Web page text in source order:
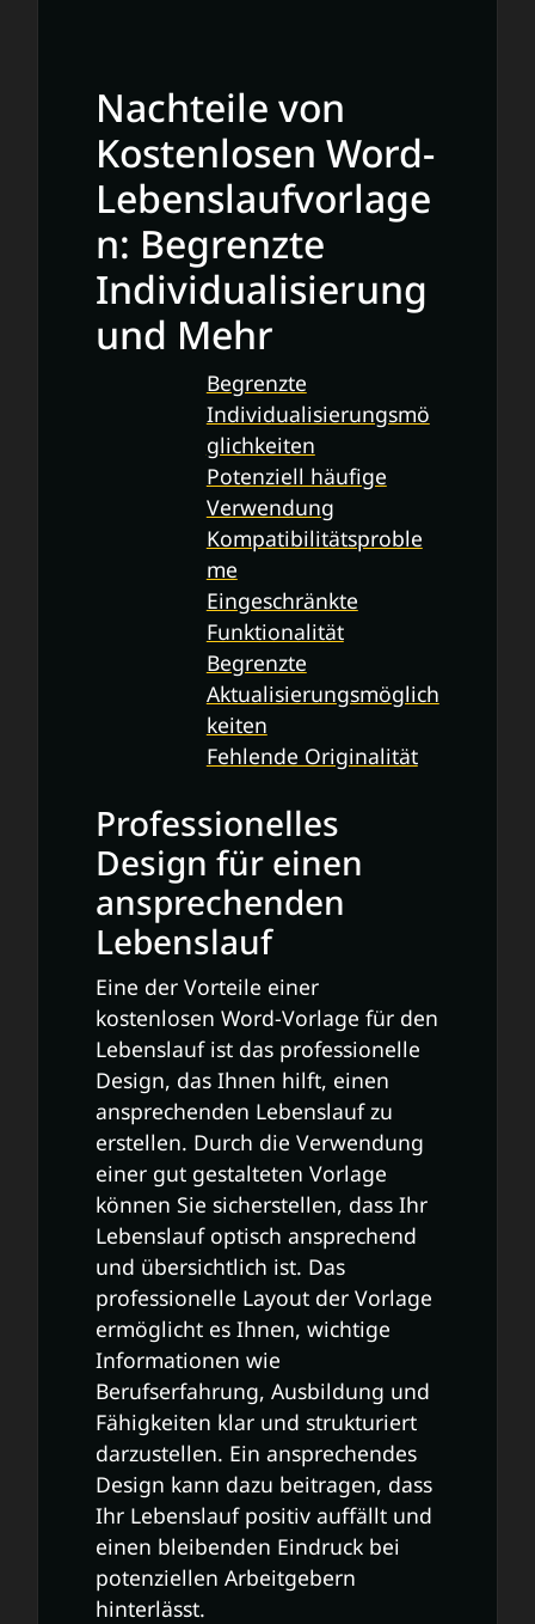
Nachteile von
Kostenlosen Word-
Lebenslaufvorlage
n: Begrenzte
Individualisierung
und Mehr
Begrenzte
Individualisierungsmö
glichkeiten
Potenziell häufige
Verwendung
Kompatibilitätsproble
me
Eingeschränkte
Funktionalität
Begrenzte
Aktualisierungsmöglich
keiten
Fehlende Originalität
Professionelles
Design für einen
ansprechenden
Lebenslauf
Eine der Vorteile einer
kostenlosen Word-Vorlage für den
Lebenslauf ist das professionelle
Design, das Ihnen hilft, einen
ansprechenden Lebenslauf zu
erstellen. Durch die Verwendung
einer gut gestalteten Vorlage
können Sie sicherstellen, dass Ihr
Lebenslauf optisch ansprechend
und übersichtlich ist. Das
professionelle Layout der Vorlage
ermöglicht es Ihnen, wichtige
Informationen wie
Berufserfahrung, Ausbildung und
Fähigkeiten klar und strukturiert
darzustellen. Ein ansprechendes
Design kann dazu beitragen, dass
Ihr Lebenslauf positiv auffällt und
einen bleibenden Eindruck bei
potenziellen Arbeitgebern
hinterlässt.